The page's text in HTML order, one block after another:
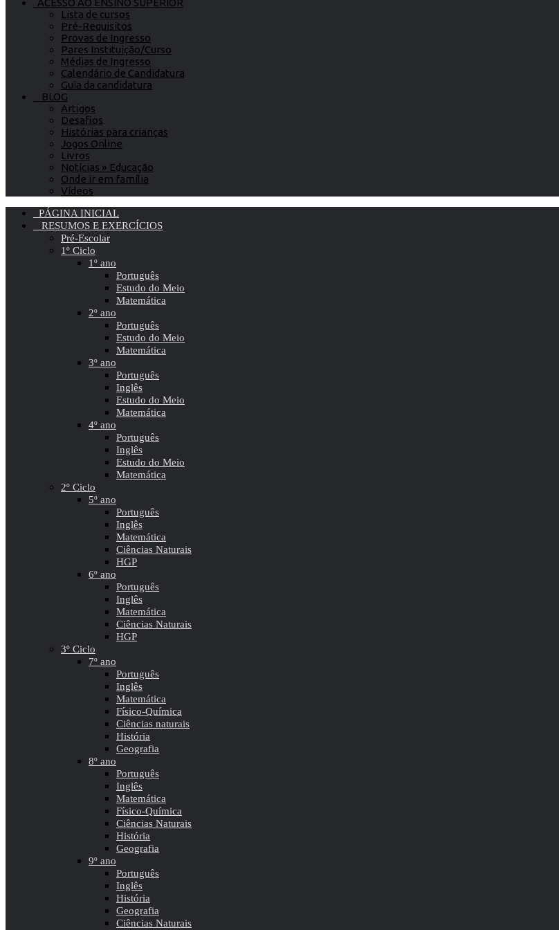
ACESSO AO ENSINO SUPERIOR
Lista de cursos
Pré-Requisitos
Provas de Ingresso
Pares Instituição/Curso
Médias de Ingresso
Calendário de Candidatura
Guia da candidatura
BLOG
Artigos
Desafios
Histórias para crianças
Jogos Online
Livros
Notícias » Educação
Onde ir em família
Vídeos
PÁGINA INICIAL
RESUMOS E EXERCÍCIOS
Pré-Escolar
1º Ciclo
1º ano
Português
Estudo do Meio
Matemática
2º ano
Português
Estudo do Meio
Matemática
3º ano
Português
Inglês
Estudo do Meio
Matemática
4º ano
Português
Inglês
Estudo do Meio
Matemática
2º Ciclo
5º ano
Português
Inglês
Matemática
Ciências Naturais
HGP
6º ano
Português
Inglês
Matemática
Ciências Naturais
HGP
3º Ciclo
7º ano
Português
Inglês
Matemática
Físico-Química
Ciências naturais
História
Geografia
8º ano
Português
Inglês
Matemática
Físico-Química
Ciências Naturais
História
Geografia
9º ano
Português
Inglês
História
Geografia
Ciências Naturais